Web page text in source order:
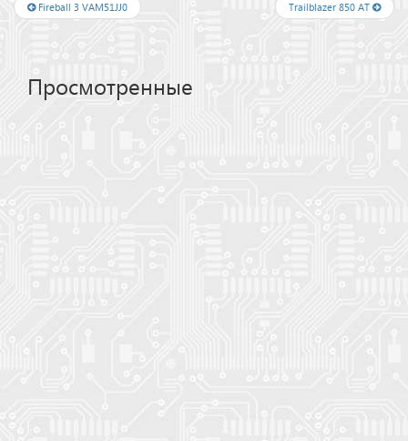
Fireball 3 VAM51JJ0 Trailblazer 850 AT
Просмотренные